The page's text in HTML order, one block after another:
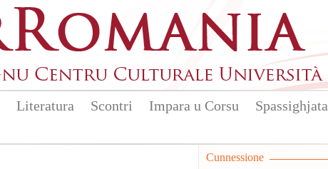
Literatura Scontri Impara u Corsu Spassighjata
Cunnessione